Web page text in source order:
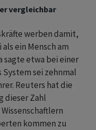
vergleichbar
werben damit,
ein Mensch am
sagte etwa bei einer
System sei zehnmal
Reuters hat die
dieser Zahl
kommen zu